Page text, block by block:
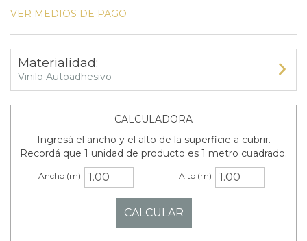
VER MEDIOS DE PAGO
Materialidad:
Vinilo Autoadhesivo
CALCULADORA
Ingresá el ancho y el alto de la superficie a cubrir.
Recordá que 1 unidad de producto es 1 metro cuadrado.
Ancho (m) Alto (m)